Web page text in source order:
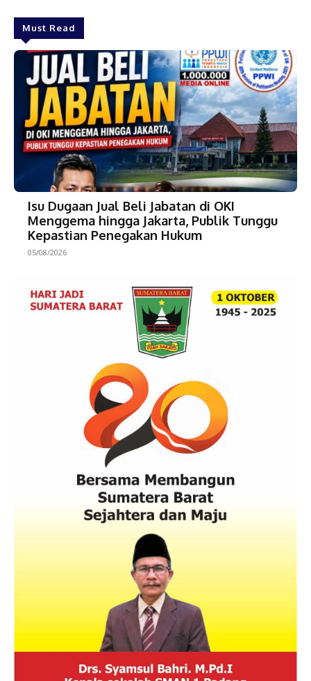
Must Read
Isu Dugaan Jual Beli Jabatan di OKI
Menggema hingga Jakarta, Publik Tunggu
Kepastian Penegakan Hukum
05/08/2026